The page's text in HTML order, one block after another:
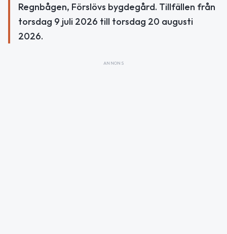
Regnbågen, Förslövs bygdegård. Tillfällen från
torsdag 9 juli 2026 till torsdag 20 augusti
2026.
ANNONS